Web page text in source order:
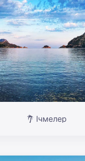
Ічмелер